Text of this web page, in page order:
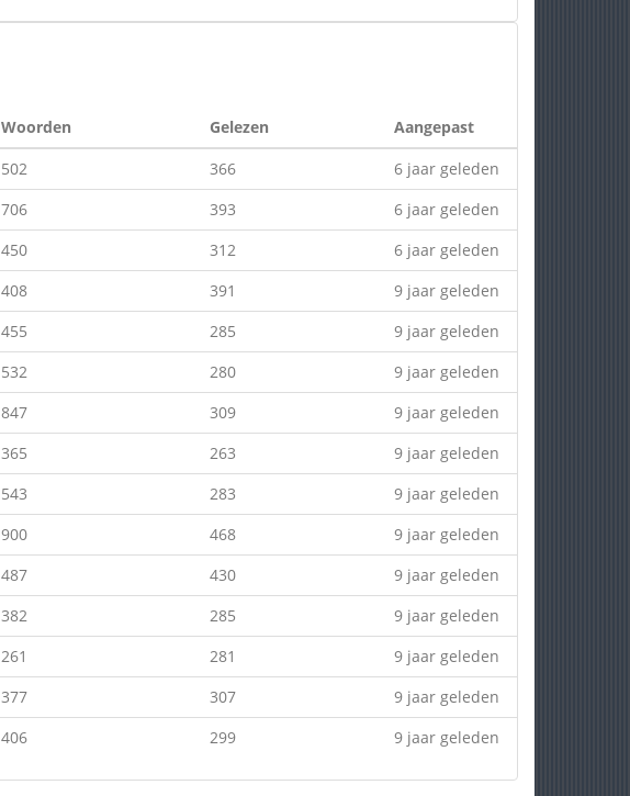
Woorden Gelezen
Aangepast
502 366
6 jaar geleden
706 393
6 jaar geleden
450 312
6 jaar geleden
408 391
9 jaar geleden
455 285
9 jaar geleden
532 280
9 jaar geleden
847 309
9 jaar geleden
365 263
9 jaar geleden
543 283
9 jaar geleden
900 468
9 jaar geleden
487 430
9 jaar geleden
382 285
9 jaar geleden
261 281
9 jaar geleden
377 307
9 jaar geleden
406 299 9 jaar geleden